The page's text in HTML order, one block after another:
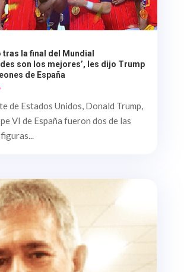
la final del Mundial
son los mejores’, les dijo Trump
de España
de Estados Unidos, Donald Trump,
VI de España fueron dos de las